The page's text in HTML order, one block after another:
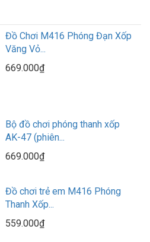
Đồ Chơi M416 Phóng Đạn Xốp
Văng Vỏ...
669.000₫
Bộ đồ chơi phóng thanh xốp
AK-47 (phiên...
669.000₫
Đồ chơi trẻ em M416 Phóng
Thanh Xốp...
559.000₫